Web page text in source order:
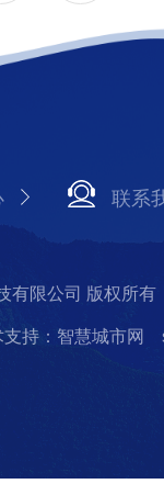
联系
有限公司 版权所有
支持：智慧城市网